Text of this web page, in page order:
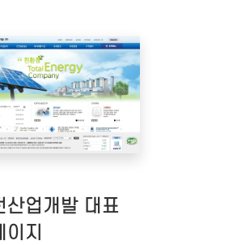
산업개발 대표
이지